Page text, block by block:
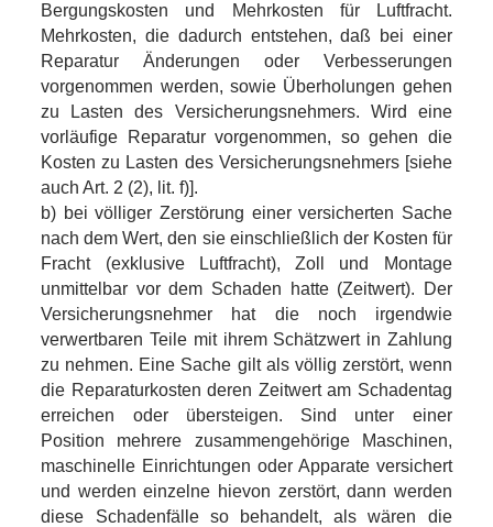
Bergungskosten und Mehrkosten für Luftfracht.
Mehrkosten, die dadurch entstehen, daß bei einer
Reparatur Änderungen oder Verbesserungen
vorgenommen werden, sowie Überholungen gehen
zu Lasten des Versicherungsnehmers. Wird eine
vorläufige Reparatur vorgenommen, so gehen die
Kosten zu Lasten des Versicherungsnehmers [siehe
auch Art. 2 (2), lit. f)].
b) bei völliger Zerstörung einer versicherten Sache
nach dem Wert, den sie einschließlich der Kosten für
Fracht (exklusive Luftfracht), Zoll und Montage
unmittelbar vor dem Schaden hatte (Zeitwert). Der
Versicherungsnehmer hat die noch irgendwie
verwertbaren Teile mit ihrem Schätzwert in Zahlung
zu nehmen. Eine Sache gilt als völlig zerstört, wenn
die Reparaturkosten deren Zeitwert am Schadentag
erreichen oder übersteigen. Sind unter einer
Position mehrere zusammengehörige Maschinen,
maschinelle Einrichtungen oder Apparate versichert
und werden einzelne hievon zerstört, dann werden
diese Schadenfälle so behandelt, als wären die